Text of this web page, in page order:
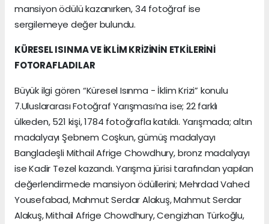
mansiyon ödülü kazanırken, 34 fotoğraf ise
sergilemeye değer bulundu.
KÜRESEL ISINMA VE İKLİM KRİZİNİN ETKİLERİNİ
FOTORAFLADILAR
Büyük ilgi gören “Küresel Isınma - İklim Krizi” konulu
7.Uluslararası Fotoğraf Yarışması’na ise; 22 farklı
ülkeden, 521 kişi, 1784 fotoğrafla katıldı. Yarışmada; altın
madalyayı Şebnem Coşkun, gümüş madalyayı
Bangladeşli Mithail Afrige Chowdhury, bronz madalyayı
ise Kadir Tezel kazandı. Yarışma jürisi tarafından yapılan
değerlendirmede mansiyon ödüllerini; Mehrdad Vahed
Yousefabad, Mahmut Serdar Alakuş, Mahmut Serdar
Alakuş, Mithail Afrige Chowdhury, Cengizhan Türkoğlu,